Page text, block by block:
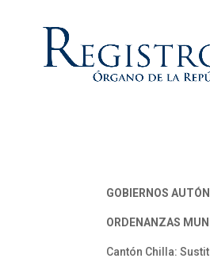
GOBIERNOS
ORDENANZAS
Cantón Chilla: